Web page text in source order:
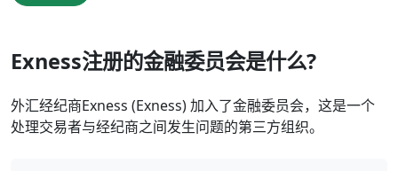
Exness注册的金融委员会是什么?
外汇经纪商Exness (Exness) 加入了金融委员会，这是一个
处理交易者与经纪商之间发生问题的第三方组织。